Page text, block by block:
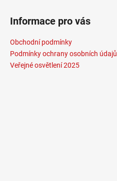
Informace pro vás
Obchodní podmínky
Podmínky ochrany osobních údajů
Veřejné osvětlení 2025